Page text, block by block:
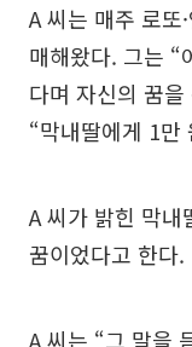
A 씨는 매주 로또
매해왔다. 그는 “
다며 자신의 꿈
“막내딸에게 1만
A 씨가 밝힌 막내
꿈이었다고 한다.
A 씨는 “그 말을